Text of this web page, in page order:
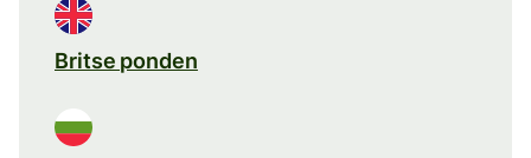
Britse ponden